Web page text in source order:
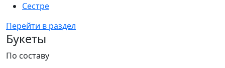
Сестре
Перейти в раздел
Букеты
По составу